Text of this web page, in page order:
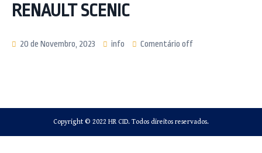
RENAULT SCENIC
20 de Novembro, 2023 info Comentário off
Copyright © 2022 HR CID. Todos direitos reservados.